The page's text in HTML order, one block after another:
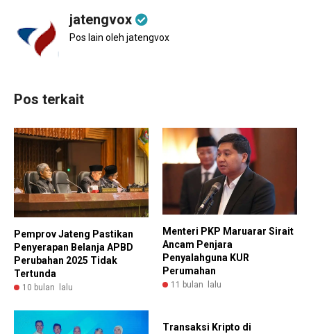
jatengvox
Pos lain oleh jatengvox
Pos terkait
Pemprov Jateng Pastikan
Penyerapan Belanja APBD
Perubahan 2025 Tidak
Tertunda
10 bulan lalu
Menteri PKP Maruarar Sirait
Ancam Penjara
Penyalahguna KUR
Perumahan
11 bulan lalu
Transaksi Kripto di